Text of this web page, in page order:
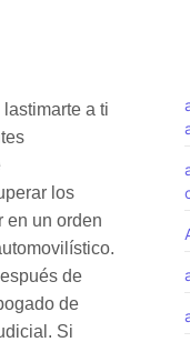
a ti
los
en un orden
de
de
Si